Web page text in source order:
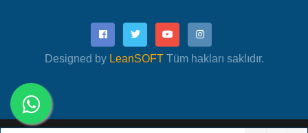
Designed by LeanSOFTTüm hakları saklıdır.